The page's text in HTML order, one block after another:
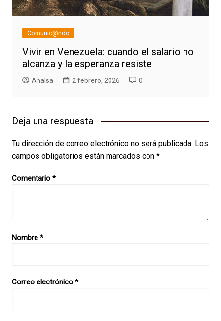
Comunic@ndo
Vivir en Venezuela: cuando el salario no
alcanza y la esperanza resiste
AnaIsa 2 febrero, 2026 0
Deja una respuesta
Tu dirección de correo electrónico no será publicada. Los
campos obligatorios están marcados con *
Comentario *
Nombre *
Correo electrónico *